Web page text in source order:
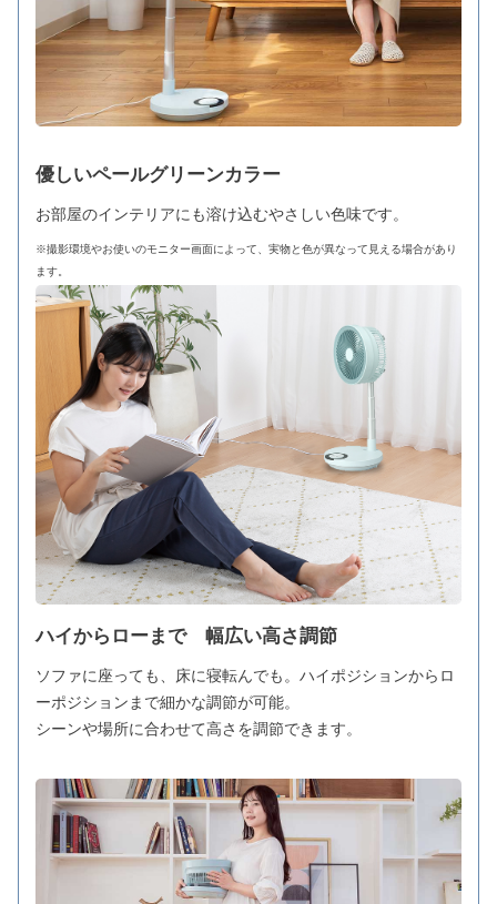
優しいペールグリーンカラー
お部屋のインテリアにも溶け込むやさしい色味です。
※撮影環境やお使いのモニター画面によって、実物と色が異なって見える場合があり
ます。
ハイからローまで 幅広い高さ調節
ソファに座っても、床に寝転んでも。ハイポジションからロ
ーポジションまで細かな調節が可能。
シーンや場所に合わせて高さを調節できます。